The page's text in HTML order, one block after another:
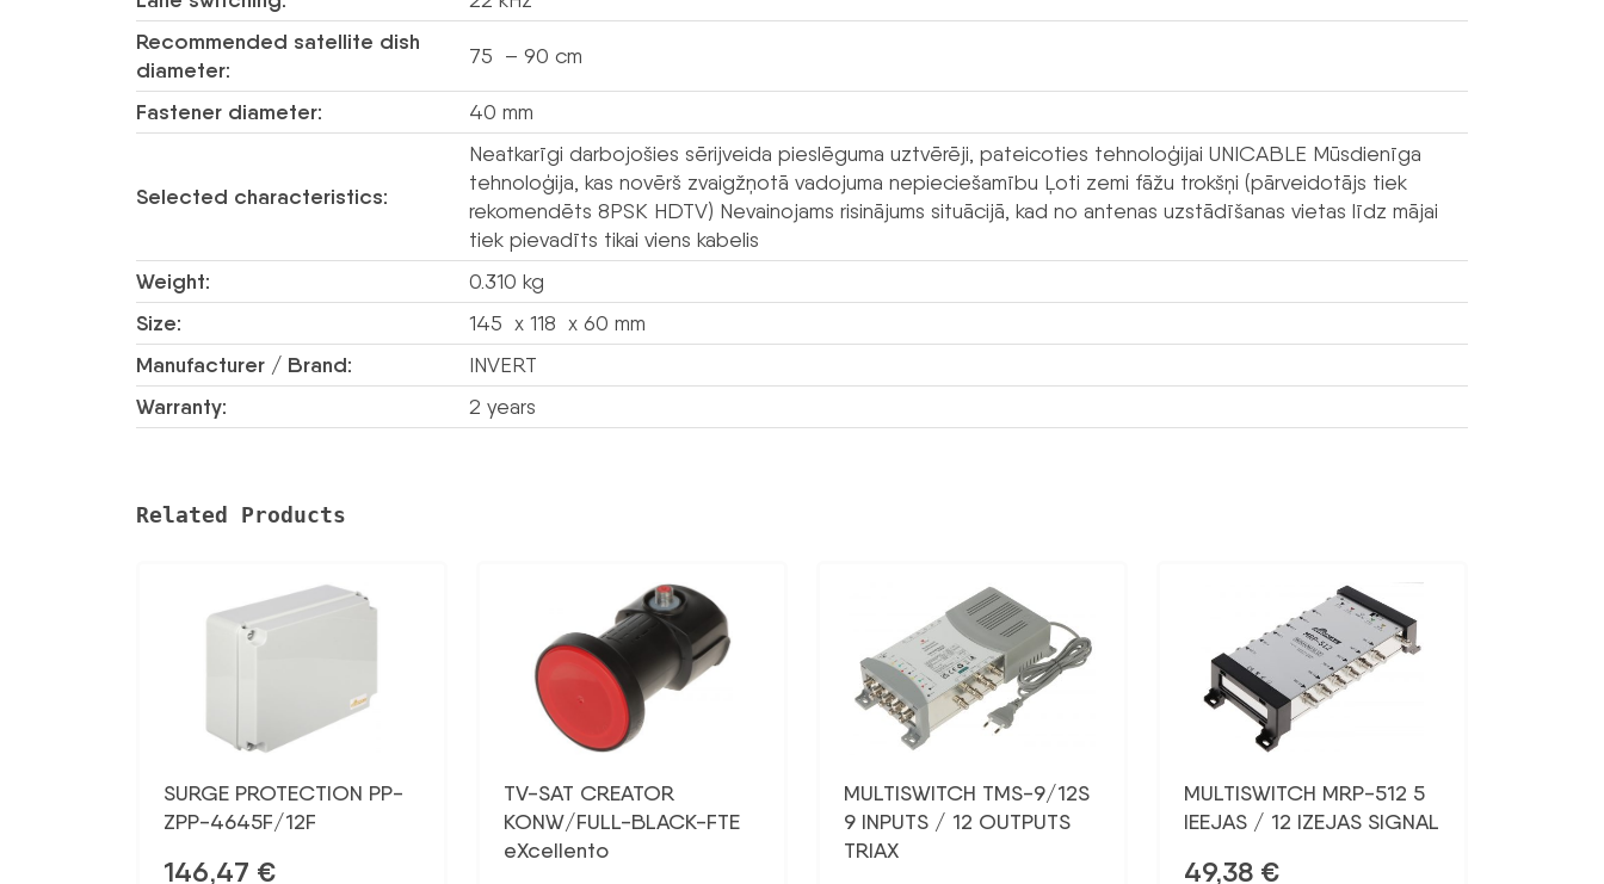
Recommended satellite dish
diameter:
75 – 90 cm
Fastener diameter: 40 mm
Selected characteristics:
Neatkarīgi darbojošies sērijveida pieslēguma uztvērēji, pateicoties tehnoloģijai UNICABLE Mūsdienīga
tehnoloģija, kas novērš zvaigžņotā vadojuma nepieciešamību Ļoti zemi fāžu trokšņi (pārveidotājs tiek
rekomendēts 8PSK HDTV) Nevainojams risinājums situācijā, kad no antenas uzstādīšanas vietas līdz mājai
tiek pievadīts tikai viens kabelis
Weight: 0.310 kg
Size: 145 x 118 x 60 mm
Manufacturer / Brand: INVERT
Warranty: 2 years
Related Products
SURGE PROTECTION PP-
ZPP-4645F/12F
146,47 €
TV-SAT CREATOR
KONW/FULL-BLACK-FTE
eXcellento
MULTISWITCH TMS-9/12S
9 INPUTS / 12 OUTPUTS
TRIAX
MULTISWITCH MRP-512 5
IEEJAS / 12 IZEJAS SIGNAL
49,38 €